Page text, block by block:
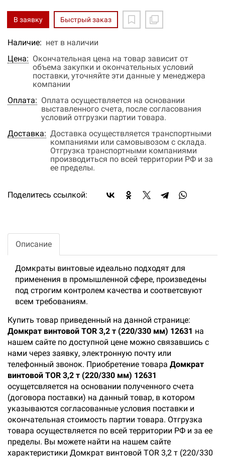
В заявку Быстрый заказ
Наличие: нет в наличии
Цена: Окончательная цена на товар зависит от
объема закупки и окончательных условий
поставки, уточняйте эти данные у менеджера
компании
Оплата: Оплата осуществляется на основании
выставленного счета, после согласования
условий отгрузки партии товара.
Доставка: Доставка осуществляется транспортными
компаниями или самовывозом с склада.
Отгрузка транспортными компаниями
производиться по всей территории РФ и за
ее пределы.
Поделитесь ссылкой:
Описание
Домкраты винтовые идеально подходят для
применения в промышленной сфере, произведены
под строгим контролем качества и соответсвуют
всем требованиям.
Купить товар приведенный на данной странице:
Домкрат винтовой TOR 3,2 т (220/330 мм) 12631 на
нашем сайте по доступной цене можно связавшись с
нами через заявку, электронную почту или
телефонный звонок. Приобретение товара Домкрат
винтовой TOR 3,2 т (220/330 мм) 12631
осущетсвляется на основании полученного счета
(договора поставки) на данный товар, в котором
указываются согласованные условия поставки и
окончательная стоимость партии товара. Отгрузка
товара осуществляется по всей территории РФ и за ее
пределы. Вы можете найти на нашем сайте
характеристики Домкрат винтовой TOR 3,2 т (220/330